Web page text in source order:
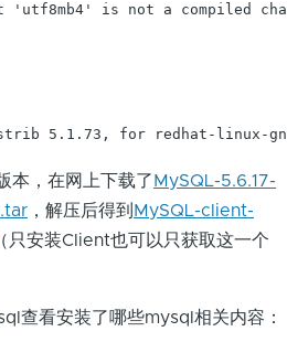
'utf8mb4' is not a
5.1.73, for redhat-linux-
本，在网上下载了 MySQL-5.6.17-
，解压后得到 MySQL-client-
（只安装Client也可以只获取这一个
查看安装了哪些mysql相关内容：